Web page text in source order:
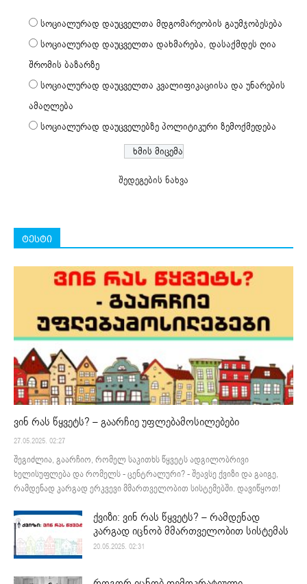
სოციალურად დაუცველთა მდგომარეობის გაუმჯობესება
სოციალურად დაუცველთა დახმარება, დასაქმდეს ღია
შრომის ბაზარზე
სოციალურად დაუცველთა კვალიფიკაციისა და უნარების
ამაღლება
სოციალურად დაუცველებზე პოლიტიკური ზემოქმედება
შედეგების ნახვა
ტესტი
ვინ რას წყვეტს? – გაარჩიე უფლებამოსილებები
27.05.2025. 02:27
შეგიძლია, გაარჩიო, რომელ საკითხს წყვეტს ადგილობრივი
ხელისუფლება და რომელს - ცენტრალური? - შეავსე ქვიზი და გაიგე,
რამდენად კარგად ერკვევი მმართველობით სისტემებში. დავიწყოთ!
ქვიზი: ვინ რას წყვეტს? – რამდენად
კარგად იცნობ მმართველობით სისტემას
20.05.2025. 02:31